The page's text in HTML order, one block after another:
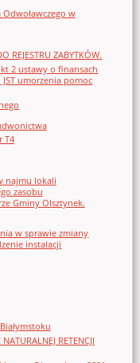
w
REJESTRU ZABYTKÓW.
2 ustawy o finansach
umorzenia pomoc
T4
najmu lokali
zasobu
Gminy Olsztynek.
w sprawie zmiany
instalacji
RETENCJI